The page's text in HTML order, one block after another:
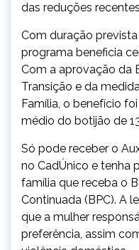
das reduções
Com duração
programa beneficia
Com a aprovação da
Transição e da
Família, o benefício
médio do botijão de
Só pode receber o
no CadÚnico e tenha
família que receba o
Continuada (BPC). A
que a mulher
preferência, assim